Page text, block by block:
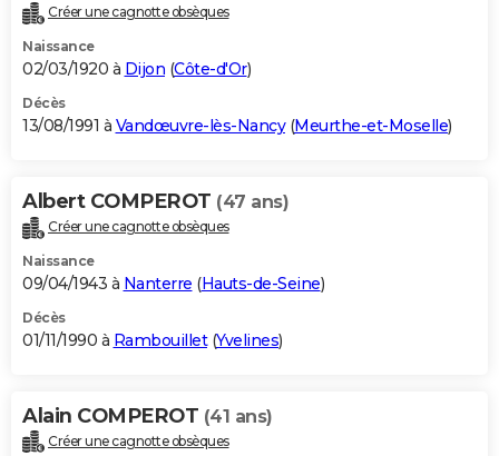
Créer une cagnotte obsèques
Naissance
02/03/1920 à Dijon (Côte-d'Or)
Décès
13/08/1991 à Vandœuvre-lès-Nancy(Meurthe-et-Moselle)
Albert COMPEROT (47 ans)
Créer une cagnotte obsèques
Naissance
09/04/1943 à Nanterre (Hauts-de-Seine)
Décès
01/11/1990 à Rambouillet(Yvelines)
Alain COMPEROT (41 ans)
Créer une cagnotte obsèques